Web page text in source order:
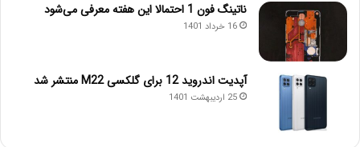
ناتینگ فون 1 احتمالا این هفته معرفی می‌شود
16 خرداد 1401
آپدیت اندروید 12 برای گلکسی M22 منتشر شد
25 اردیبهشت 1401